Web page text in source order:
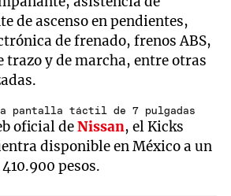
de ascenso en pendientes,
de frenado, frenos ABS,
trazo y de marcha, entre otras
pantalla táctil de 7 pulgadas
oficial deNissan, el Kicks
disponible en México a un
pesos.